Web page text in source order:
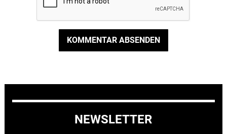
KOMMENTAR ABSENDEN
NEWSLETTER